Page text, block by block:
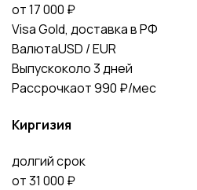
от 17 000 ₽
Visa Gold, доставка в РФ
ВалютаUSD / EUR
Выпускоколо 3 дней
Рассрочкаот 990 ₽/мес
Киргизия
долгий срок
от 31 000 ₽